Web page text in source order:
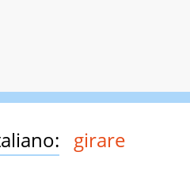
girare